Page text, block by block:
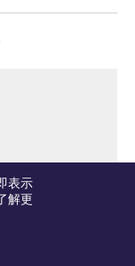
表示
解更